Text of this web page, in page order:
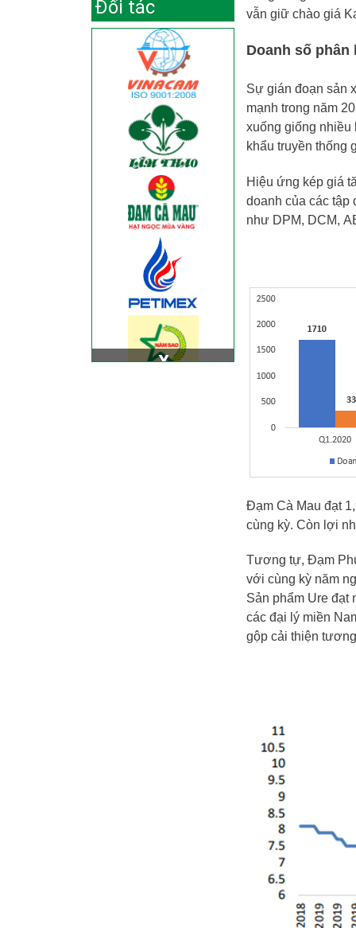
Đối tác
vẫn giữ chào giá
Doanh số
Sự gián đoạn sản
mạnh trong năm
xuống giống nhiều
khẩu truyền thống
Hiệu ứng kép giá
doanh của các tập
như DPM, DCM,
Đạm Cà Mau đạt
cùng kỳ. Còn lợi
Tương tự, Đạm
với cùng kỳ năm
Sản phẩm Ure đạt
các đại lý miền
gộp cải thiện